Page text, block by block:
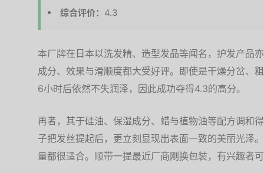
综合评价： 4.3
本厂牌在日本以洗发精、造型发品等闻名，护发产品
成分、效果与滑顺度都大受好评。即使是干燥分岔、
6小时后依然不失润泽，因此成功夺得4.3的高分。
再者，其于硅油、保湿成分、蜡与植物油等配方调和
子把发丝提起后，更立刻显现出表面一致的美丽光泽
量都很适合。顺带一提最近厂商刚换包装，有兴趣者